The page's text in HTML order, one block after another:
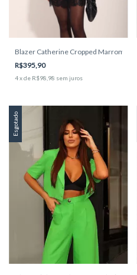
Blazer Catherine Cropped Marrom Amb
R$395,90
4xde R$98,98 sem juros
Esgotado